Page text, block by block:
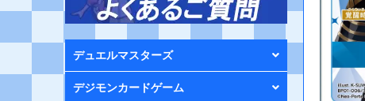
デュエルマスターズ
デジモンカードゲーム